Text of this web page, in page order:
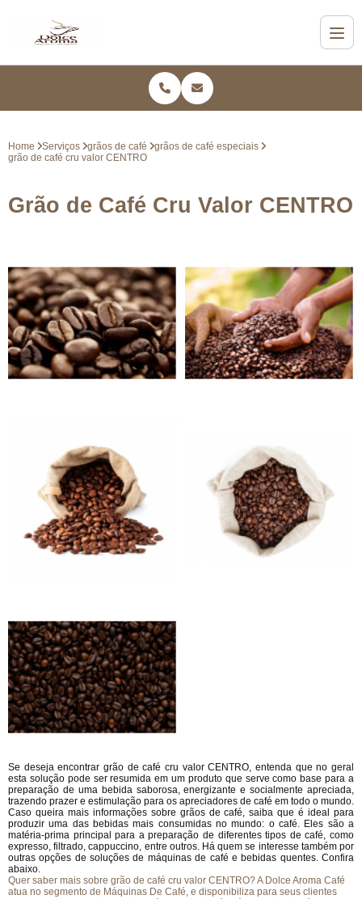
Home Serviços grãos de café
grãos de café especiais
grão de café cru valor CENTRO
Grão de Café Cru Valor CENTRO
Se deseja encontrar grão de café cru valor CENTRO, entenda que no geral
esta solução pode ser resumida em um produto que serve como base para a
preparação de uma bebida saborosa, energizante e socialmente apreciada,
trazendo prazer e estimulação para os apreciadores de café em todo o mundo.
Caso queira mais informações sobre grãos de café, saiba que é ideal para
produzir uma das bebidas mais consumidas no mundo: o café. Eles são a
matéria-prima principal para a preparação de diferentes tipos de café, como
expresso, filtrado, cappuccino, entre outros. Há quem se interesse também por
outras opções de soluções de máquinas de café e bebidas quentes. Confira
abaixo.
Quer saber mais sobre grão de café cru valor CENTRO? A Dolce Aroma Café
atua no segmento de Máquinas De Café, e disponibiliza para seus clientes